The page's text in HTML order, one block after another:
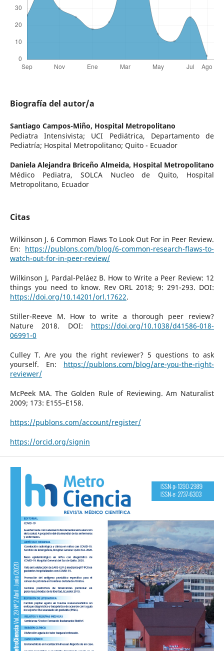
Biografía del autor/a
Santiago Campos-Miño, Hospital Metropolitano
Pediatra Intensivista; UCI Pediátrica, Departamento de
Pediatría; Hospital Metropolitano; Quito - Ecuador
Daniela Alejandra Briceño Almeida, Hospital Metropolitano
Médico Pediatra, SOLCA Nucleo de Quito, Hospital
Metropolitano, Ecuador
Citas
Wilkinson J. 6 Common Flaws To Look Out For in Peer Review.
En: https://publons.com/blog/6-common-research-flaws-to-
watch-out-for-in-peer-review/
Wilkinson J, Pardal-Peláez B. How to Write a Peer Review: 12
things you need to know. Rev ORL 2018; 9: 291-293. DOI:
https://doi.org/10.14201/orl.17622.
Stiller-Reeve M. How to write a thorough peer review?
Nature 2018. DOI: https://doi.org/10.1038/d41586-018-
06991-0
Culley T. Are you the right reviewer? 5 questions to ask
yourself. En: https://publons.com/blog/are-you-the-right-
reviewer/
McPeek MA. The Golden Rule of Reviewing. Am Naturalist
2009; 173: E155–E158.
https://publons.com/account/register/
https://orcid.org/signin